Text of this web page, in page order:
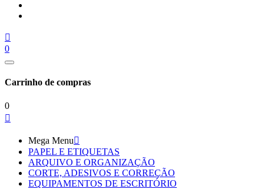

0
Carrinho de compras
0

Mega Menu
PAPEL E ETIQUETAS
ARQUIVO E ORGANIZAÇÃO
CORTE, ADESIVOS E CORREÇÃO
EQUIPAMENTOS DE ESCRITÓRIO